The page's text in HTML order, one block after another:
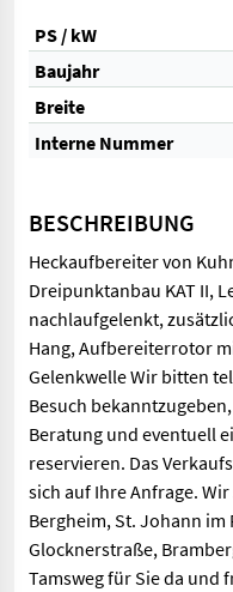
PS / kW
Baujahr
Breite
Interne Nummer
BESCHREIBUNG
Heckaufbereiter von
Dreipunktanbau KAT II,
nachlaufgelenkt,
Hang, Aufbereiterrotor
Gelenkwelle Wir bitten
Besuch
Beratung und eventuell
reservieren. Das
sich auf Ihre Anfrage.
Bergheim, St. Johann im
Glocknerstraße,
Tamsweg für Sie da und